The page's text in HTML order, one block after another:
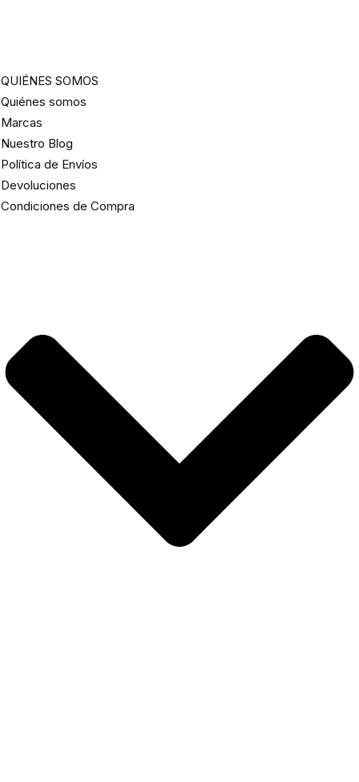
QUIÉNES SOMOS
Quiénes somos
Marcas
Nuestro Blog
Política de Envíos
Devoluciones
Condiciones de Compra